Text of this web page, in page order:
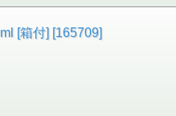
[箱付] [165709]